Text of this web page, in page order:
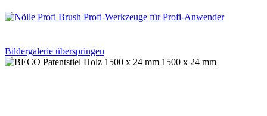
Bildergalerie überspringen